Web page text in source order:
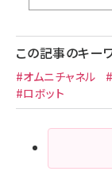
この記事のキー
#オムニチャネル
#ロボット